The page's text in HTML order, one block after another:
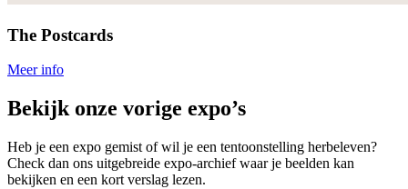
The Postcards
Meer info
Bekijk onze vorige expo’s
Heb je een expo gemist of wil je een tentoonstelling herbeleven?
Check dan ons uitgebreide expo-archief waar je beelden kan
bekijken en een kort verslag lezen.